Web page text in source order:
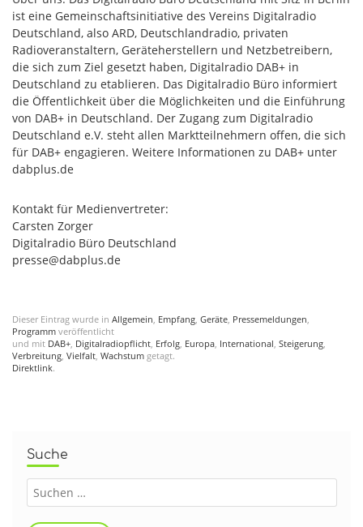
ist eine Gemeinschaftsinitiative des Vereins Digitalradio
Deutschland, also ARD, Deutschlandradio, privaten
Radioveranstaltern, Geräteherstellern und Netzbetreibern,
die sich zum Ziel gesetzt haben, Digitalradio DAB+ in
Deutschland zu etablieren. Das Digitalradio Büro informiert
die Öffentlichkeit über die Möglichkeiten und die Einführung
von DAB+ in Deutschland. Der Zugang zum Digitalradio
Deutschland e.V. steht allen Marktteilnehmern offen, die sich
für DAB+ engagieren. Weitere Informationen zu DAB+ unter
dabplus.de
Kontakt für Medienvertreter:
Carsten Zorger
Digitalradio Büro Deutschland
presse@dabplus.de
Dieser Eintrag wurde in Allgemein, Empfang, Geräte, Pressemeldungen,
Programm veröffentlicht
und mit DAB+, Digitalradiopflicht, Erfolg, Europa, International, Steigerung,
Verbreitung, Vielfalt, Wachstum getagt.
Direktlink.
Suche